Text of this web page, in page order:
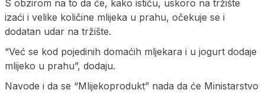
S obzirom na to da će, kako ističu, uskoro na tržište
izaći i velike količine mlijeka u prahu, očekuje se i
dodatan udar na tržište.
“Već se kod pojedinih domaćih mljekara i u jogurt dodaje
mlijeko u prahu”, dodaju.
Navode i da se “Mlijekoprodukt” nada da će Ministarstvo